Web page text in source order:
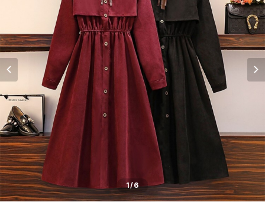
1/6